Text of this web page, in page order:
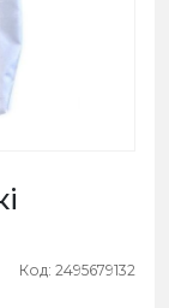
Код: 2495679132